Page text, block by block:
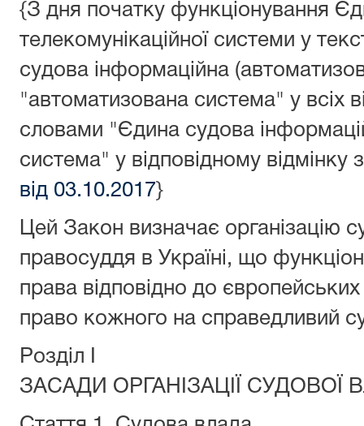
{З дня початку функціонування
телекомунікаційної системи у
судова інформаційна
"автоматизована система" у всіх
словами "Єдина судова
система" у відповідному відмінку
від 03.10.2017}
Цей Закон визначає організацію
правосуддя в Україні, що
права відповідно до європейських
право кожного на справедливий
Розділ I
ЗАСАДИ ОРГАНІЗАЦІЇ СУДОВОЇ